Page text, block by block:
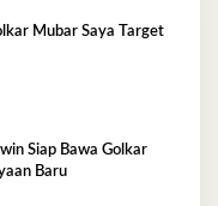
Mubar Saya Target
Siap Bawa Golkar
Baru